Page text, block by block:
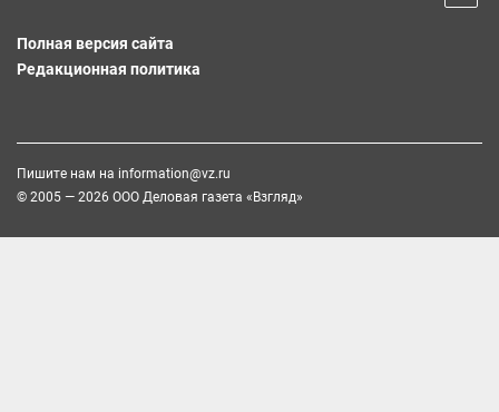
Полная версия сайта
Редакционная политика
Пишите нам на information@vz.ru
© 2005 — 2026 ООО Деловая газета «Взгляд»